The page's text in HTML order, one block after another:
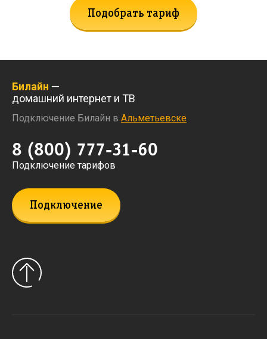
Подобрать тариф
Билайн —
домашний интернет и ТВ
Подключение Билайн в Альметьевске
8 (800) 777-31-60
Подключение тарифов
Подключение